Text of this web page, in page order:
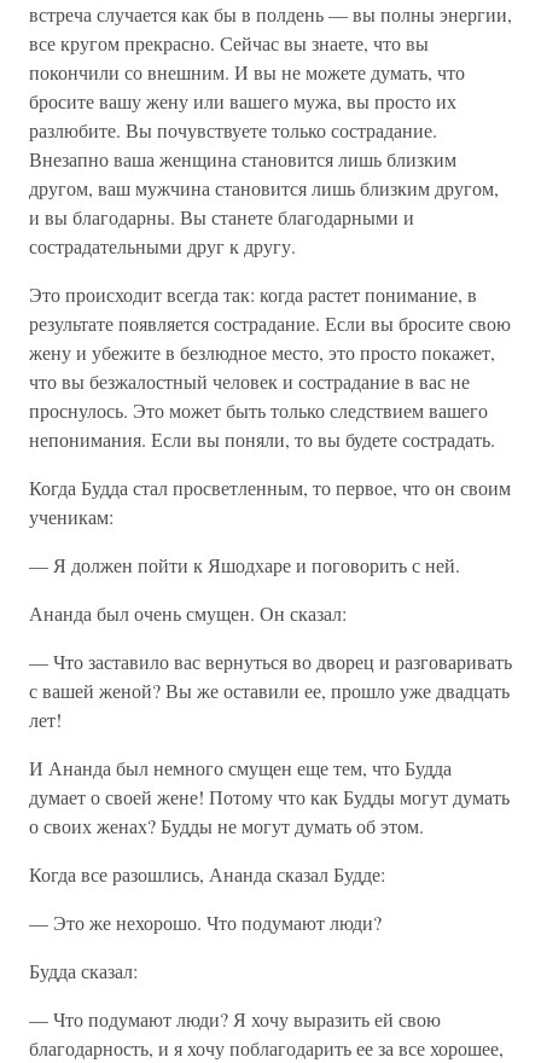
встреча случается как бы в полдень — вы полны энергии,
все кругом прекрасно. Сейчас вы знаете, что вы
покончили со внешним. И вы не можете думать, что
бросите вашу жену или вашего мужа, вы просто их
разлюбите. Вы почувствуете только сострадание.
Внезапно ваша женщина становится лишь близким
другом, ваш мужчина становится лишь близким другом,
и вы благодарны. Вы станете благодарными и
сострадательными друг к другу.
Это происходит всегда так: когда растет понимание, в
результате появляется сострадание. Если вы бросите свою
жену и убежите в безлюдное место, это просто покажет,
что вы безжалостный человек и сострадание в вас не
проснулось. Это может быть только следствием вашего
непонимания. Если вы поняли, то вы будете сострадать.
Когда Будда стал просветленным, то первое, что он своим
ученикам:
— Я должен пойти к Яшодхаре и поговорить с ней.
Ананда был очень смущен. Он сказал:
— Что заставило вас вернуться во дворец и разговаривать
с вашей женой? Вы же оставили ее, прошло уже двадцать
лет!
И Ананда был немного смущен еще тем, что Будда
думает о своей жене! Потому что как Будды могут думать
о своих женах? Будды не могут думать об этом.
Когда все разошлись, Ананда сказал Будде:
— Это же нехорошо. Что подумают люди?
Будда сказал:
— Что подумают люди? Я хочу выразить ей свою
благодарность, и я хочу поблагодарить ее за все хорошее,